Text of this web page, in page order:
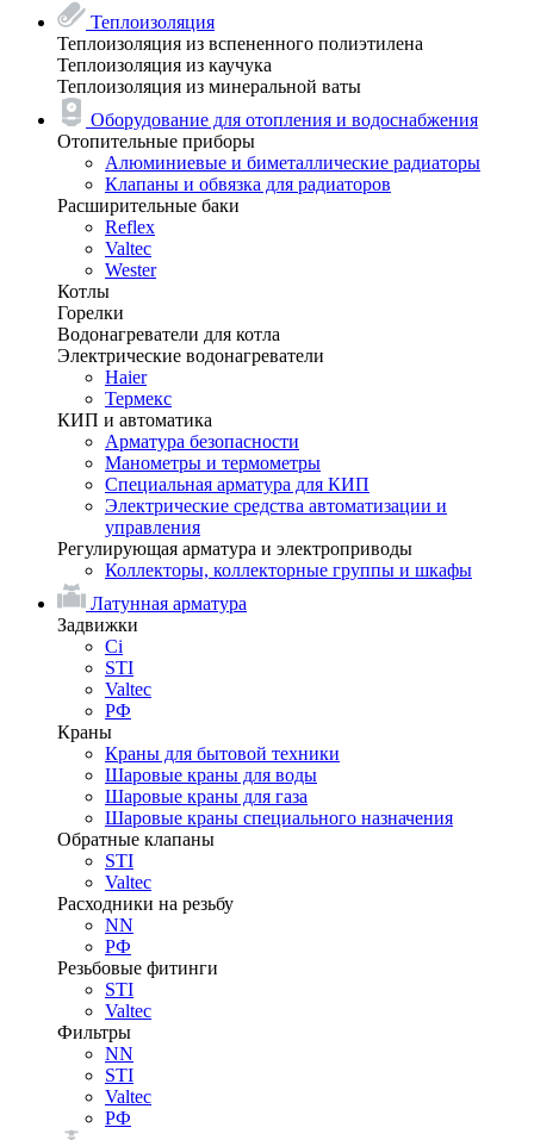
Теплоизоляция
Теплоизоляция из вспененного полиэтилена
Теплоизоляция из каучука
Теплоизоляция из минеральной ваты
Оборудование для отопления и водоснабжения
Отопительные приборы
Алюминиевые и биметаллические радиаторы
Клапаны и обвязка для радиаторов
Расширительные баки
Reflex
Valtec
Wester
Котлы
Горелки
Водонагреватели для котла
Электрические водонагреватели
Haier
Термекс
КИП и автоматика
Арматура безопасности
Манометры и термометры
Специальная арматура для КИП
Электрические средства автоматизации и
управления
Регулирующая арматура и электроприводы
Коллекторы, коллекторные группы и шкафы
Латунная арматура
Задвижки
Ci
STI
Valtec
РФ
Краны
Краны для бытовой техники
Шаровые краны для воды
Шаровые краны для газа
Шаровые краны специального назначения
Обратные клапаны
STI
Valtec
Расходники на резьбу
NN
РФ
Резьбовые фитинги
STI
Valtec
Фильтры
NN
STI
Valtec
РФ